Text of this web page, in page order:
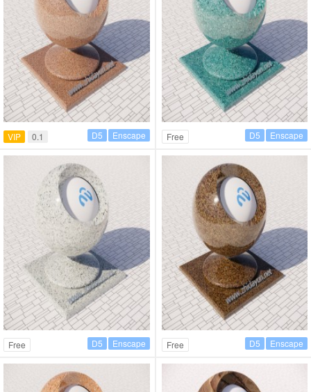
VIP 0.1 Enscape
D5 Free Enscape
D5
Free Enscape
D5 Free Enscape
D5